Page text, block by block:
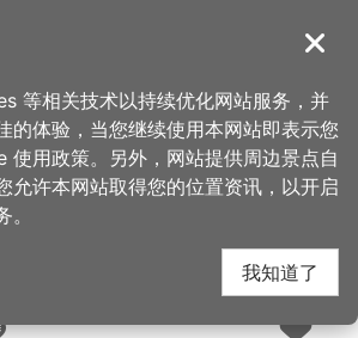
導覽
食、购物 > 美食快搜
人气：2.9万
关闭
等相关技术以持续优化网站服务，并
的体验，当您继续使用本网站即表示您
使用政策。另外，网站提供周边景点自
允许本网站取得您的位置资讯，以开启
我知道了